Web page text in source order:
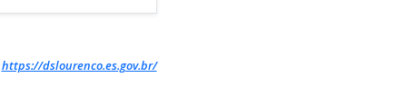
https://dslourenco.es.gov.br/